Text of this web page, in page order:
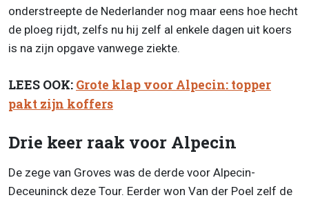
onderstreepte de Nederlander nog maar eens hoe hecht
de ploeg rijdt, zelfs nu hij zelf al enkele dagen uit koers
is na zijn opgave vanwege ziekte.
LEES OOK: Grote klap voor Alpecin: topper
pakt zijn koffers
Drie keer raak voor Alpecin
De zege van Groves was de derde voor Alpecin-
Deceuninck deze Tour. Eerder won Van der Poel zelf de